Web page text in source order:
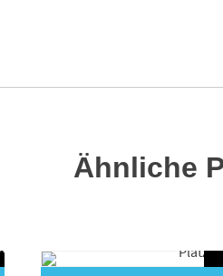
Ähnliche